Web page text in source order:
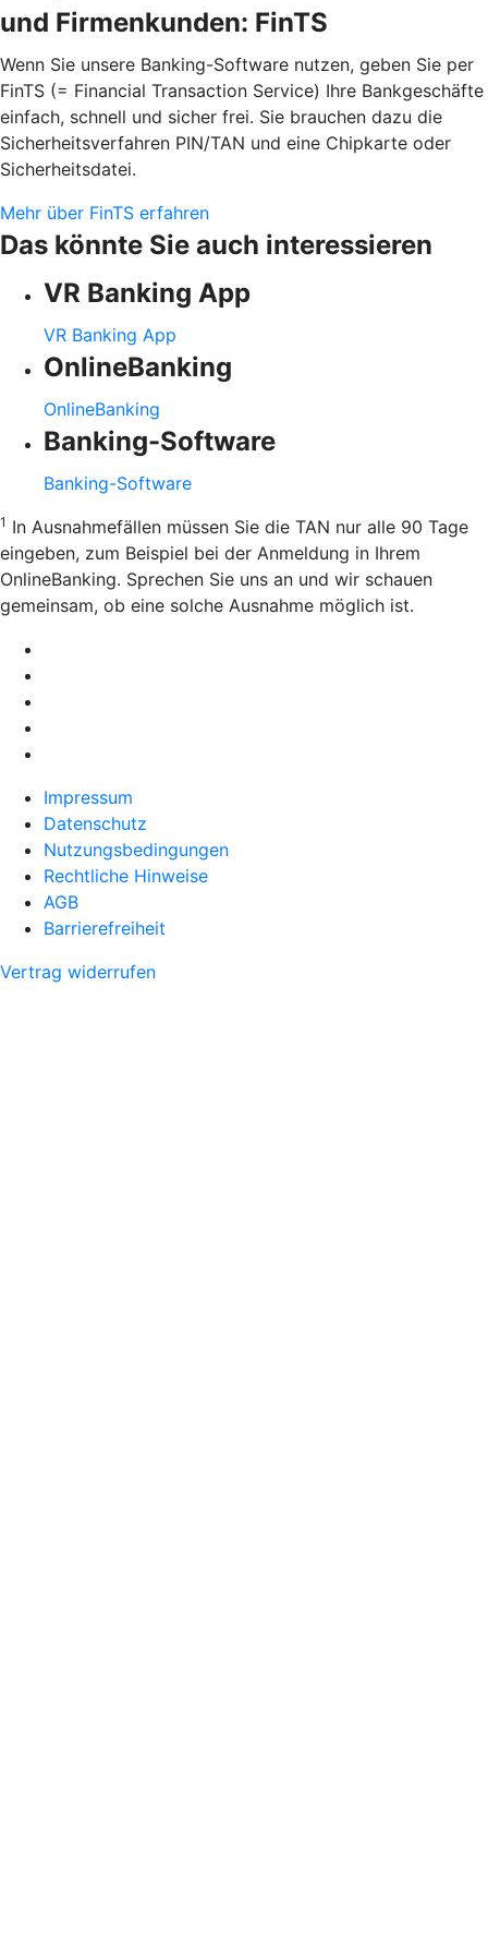
und Firmenkunden: FinTS
Wenn Sie unsere Banking-Software nutzen, geben Sie per
FinTS (= Financial Transaction Service) Ihre Bankgeschäfte
einfach, schnell und sicher frei. Sie brauchen dazu die
Sicherheitsverfahren PIN/TAN und eine Chipkarte oder
Sicherheitsdatei.
Mehr über FinTS erfahren
Das könnte Sie auch interessieren
VR Banking App
VR Banking App
OnlineBanking
OnlineBanking
Banking-Software
Banking-Software
1 In Ausnahmefällen müssen Sie die TAN nur alle 90 Tage
eingeben, zum Beispiel bei der Anmeldung in Ihrem
OnlineBanking. Sprechen Sie uns an und wir schauen
gemeinsam, ob eine solche Ausnahme möglich ist.
Impressum
Datenschutz
Nutzungsbedingungen
Rechtliche Hinweise
AGB
Barrierefreiheit
Vertrag widerrufen